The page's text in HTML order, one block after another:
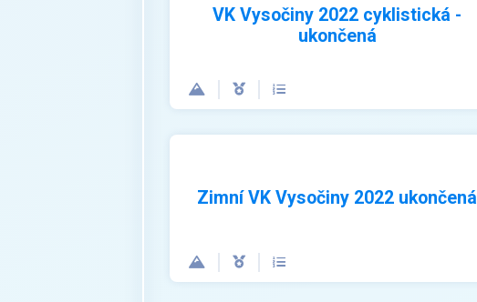
VK Vysočiny 2022 cyklistická -
ukončená
Zimní VK Vysočiny 2022 ukončená